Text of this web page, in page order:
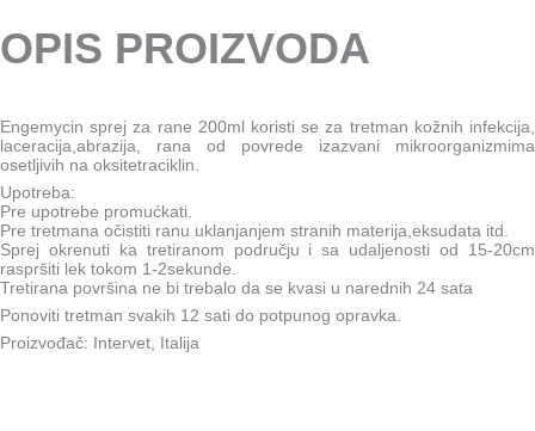
OPIS PROIZVODA
Engemycin sprej za rane 200ml koristi se za tretman kožnih infekcija,
laceracija,abrazija, rana od povrede izazvani mikroorganizmima
osetljivih na oksitetraciklin.
Upotreba:
Pre upotrebe promućkati.
Pre tretmana očistiti ranu uklanjanjem stranih materija,eksudata itd.
Sprej okrenuti ka tretiranom području i sa udaljenosti od 15-20cm
raspršiti lek tokom 1-2sekunde.
Tretirana površina ne bi trebalo da se kvasi u narednih 24 sata
Ponoviti tretman svakih 12 sati do potpunog opravka.
Proizvođač: Intervet, Italija